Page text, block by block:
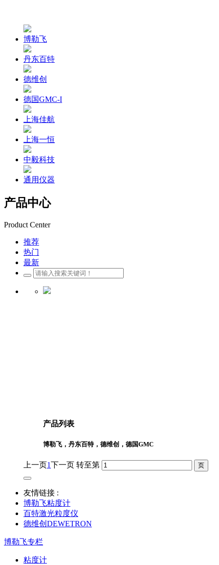
博勒飞
丹东百特
德维创
德国GMC-I
上海佳航
上海一恒
中毅科技
通用仪器
产品中心
Product Center
推荐
热门
最新
产品列表
博勒飞，丹东百特，德维创，德国GMC
上一页1下一页 转至第
友情链接 :
博勒飞粘度计
百特激光粒度仪
德维创DEWETRON
博勒飞专栏
粘度计